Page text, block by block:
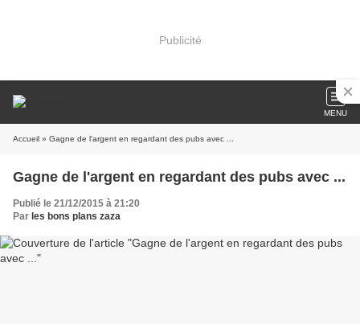
Publicité
MENU
Accueil » Gagne de l'argent en regardant des pubs avec ...
Gagne de l'argent en regardant des pubs avec ...
Publié le 21/12/2015 à 21:20
Par les bons plans zaza